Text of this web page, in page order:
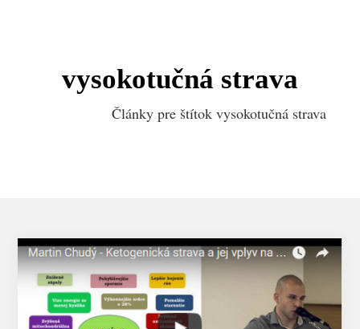
vysokotučná strava
Články pre štítok vysokotučná strava